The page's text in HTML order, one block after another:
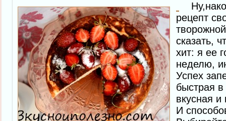
рецепт
сказать,
хит: я ее
неделю,
Успех
быстрая в
вкусная и
И